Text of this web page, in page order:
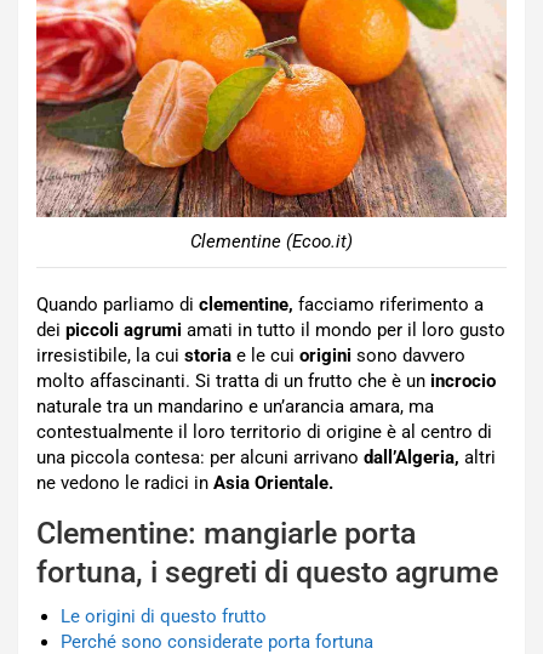
Clementine (Ecoo.it)
Quando parliamo di clementine, facciamo riferimento a
dei piccoli agrumi amati in tutto il mondo per il loro gusto
irresistibile, la cui storia e le cui origini sono davvero
molto affascinanti. Si tratta di un frutto che è un incrocio
naturale tra un mandarino e un’arancia amara, ma
contestualmente il loro territorio di origine è al centro di
una piccola contesa: per alcuni arrivano dall’Algeria, altri
ne vedono le radici in Asia Orientale.
Clementine: mangiarle porta
fortuna, i segreti di questo agrume
Le origini di questo frutto
Perché sono considerate porta fortuna